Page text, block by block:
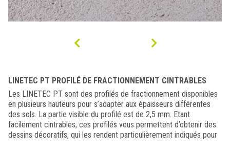
LINETEC PT PROFILÉ DE FRACTIONNEMENT CINTRABLES
Les LINETEC PT sont des profilés de fractionnement disponibles
en plusieurs hauteurs pour s’adapter aux épaisseurs différentes
des sols. La partie visible du profilé est de 2,5 mm. Etant
facilement cintrables, ces profilés vous permettent d’obtenir des
dessins décoratifs, qui les rendent particulièrement indiqués pour